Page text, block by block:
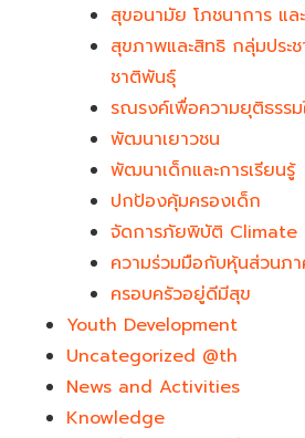
สุขอนามัย โภชนาการ แล
สุขภาพและสิทธิ กลุ่มประ
ชาติพันธุ์
รณรงค์เพื่อความยุติธรร
พัฒนาเยาวชน
พัฒนาเด็กและการเรียนรู้
ปกป้องคุ้มครองเด็ก
จัดการภัยพิบัติ Climate
ความร่วมมือกับหุ้นส่วนภ
ครอบครัวอยู่ดีมีสุข
Youth Development​
Uncategorized @th
News and Activities
Knowledge